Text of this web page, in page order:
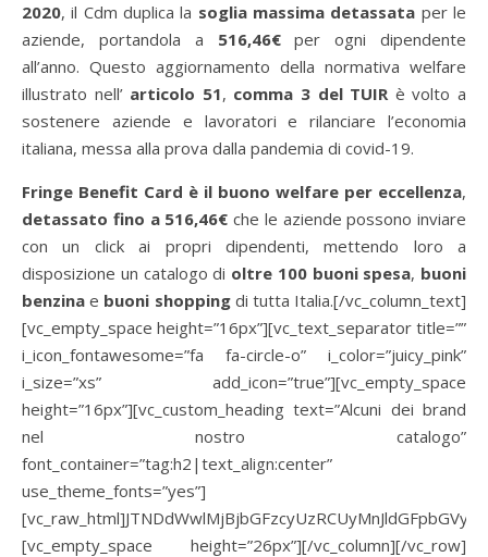
2020, il Cdm duplica la soglia massima detassata per le
aziende, portandola a 516,46€per ogni dipendente
all’anno. Questo aggiornamento della normativa welfare
illustrato nell’ articolo 51, comma 3 del TUIRè volto a
sostenere aziende e lavoratori e rilanciare l’economia
italiana, messa alla prova dalla pandemia di covid-19.
Fringe Benefit Card è il buono welfare per eccellenza,
detassato fino a 516,46€ che le aziende possono inviare
con un click ai propri dipendenti, mettendo loro a
disposizione un catalogo di oltre 100 buoni spesa, buoni
benzina e buoni shoppingdi tutta Italia.[/vc_column_text]
[vc_empty_space height=”16px”][vc_text_separator title=””
i_icon_fontawesome=”fa fa-circle-o” i_color=”juicy_pink”
i_size=”xs” add_icon=”true”][vc_empty_space
height=”16px”][vc_custom_heading text=”Alcuni dei brand
nel nostro catalogo”
font_container=”tag:h2|text_align:center”
use_theme_fonts=”yes”]
[vc_empty_space height=”26px”][/vc_column][/vc_row]